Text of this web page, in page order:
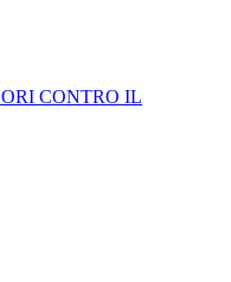
CONTRO IL